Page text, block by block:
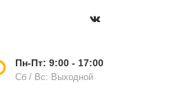
Пн-Пт: 9:00 - 17:00
Сб / Вс: Выходной